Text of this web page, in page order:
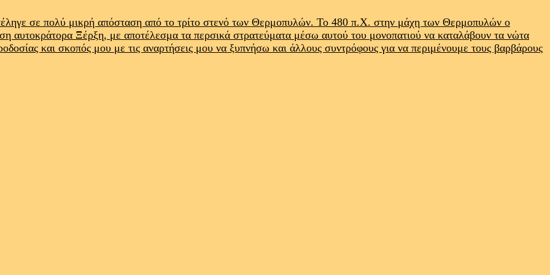
σε πολύ μικρή απόσταση από το τρίτο στενό των Θερμοπυλών. Το 480 π.Χ. στην μάχη των Θερμοπυλών ο
αυτοκράτορα Ξέρξη, με αποτέλεσμα τα περσικά στρατεύματα μέσω αυτού του μονοπατιού να καταλάβουν τα νώτα
και σκοπός μου με τις αναρτήσεις μου να ξυπνήσω και άλλους συντρόφους για να περιμένουμε τους βαρβάρους